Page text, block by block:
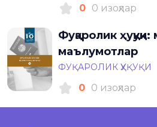
0 0 изоҳлар
Фуқаролик
маълумотлар
ФУҚАРОЛИК ҲУҚУҚИ
0 0 изоҳлар